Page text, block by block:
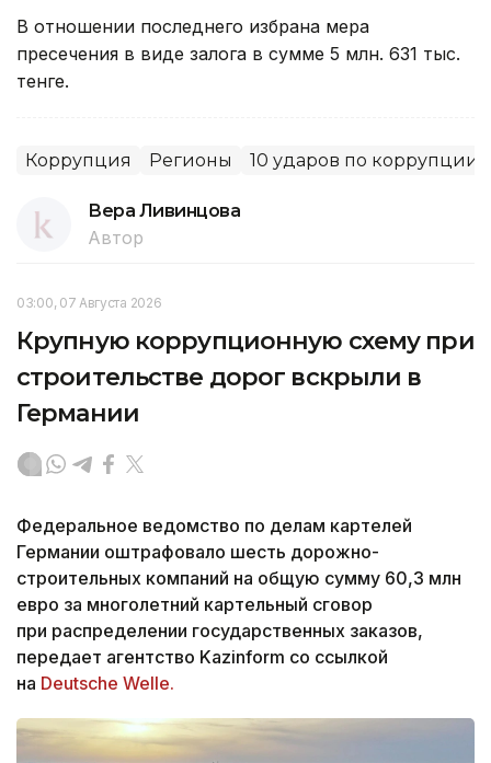
В отношении последнего избрана мера
пресечения в виде залога в сумме 5 млн. 631 тыс.
тенге.
Коррупция Регионы 10 ударов по коррупции
Вера Ливинцова
Автор
03:00, 07 Августа 2026
Крупную коррупционную схему при
строительстве дорог вскрыли в
Германии
Федеральное ведомство по делам картелей
Германии оштрафовало шесть дорожно-
строительных компаний на общую сумму 60,3 млн
евро за многолетний картельный сговор
при распределении государственных заказов,
передает агентство Kazinform со ссылкой
на Deutsche Welle.